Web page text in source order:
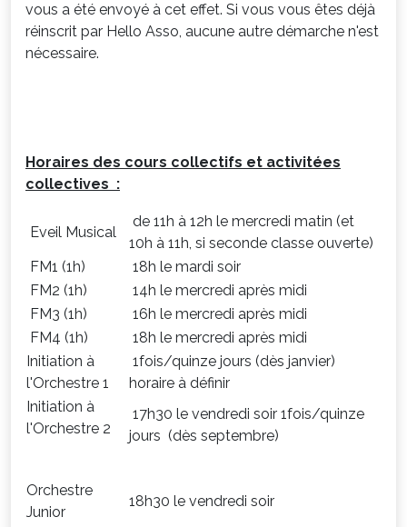
vous a été envoyé à cet effet. Si vous vous êtes déjà
réinscrit par Hello Asso, aucune autre démarche n'est
nécessaire.
Horaires des cours collectifs et activitées
collectives :
Eveil Musical
de 11h à 12h le mercredi matin (et
10h à 11h, si seconde classe ouverte)
FM1 (1h)
18h le mardi soir
FM2 (1h)
14h le mercredi après midi
FM3 (1h)
16h le mercredi après midi
FM4 (1h)
18h le mercredi après midi
Initiation à
l'Orchestre 1
1fois/quinze jours (dès janvier)
horaire à définir
Initiation à
l'Orchestre 2
17h30 le vendredi soir 1fois/quinze
jours (dès septembre)
Orchestre
Junior
18h30 le vendredi soir